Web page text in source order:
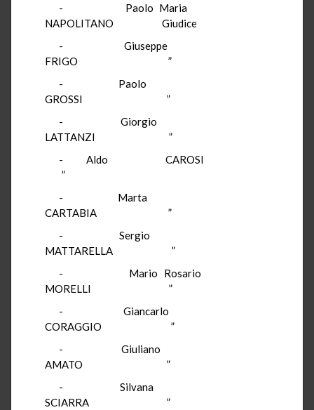
- Paolo Maria
NAPOLITANO Giudice
- Giuseppe
FRIGO ”
- Paolo
GROSSI ”
- Giorgio
LATTANZI ”
- Aldo CAROSI
”
- Marta
CARTABIA ”
- Sergio
MATTARELLA ”
- Mario Rosario
MORELLI ”
- Giancarlo
CORAGGIO ”
- Giuliano
AMATO ”
- Silvana
SCIARRA ”